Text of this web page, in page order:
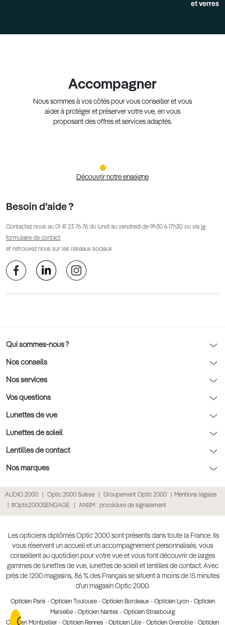
et verres
Accompagner
Nous sommes à vos côtés pour vous conseiller et vous
aider à protéger et préserver votre vue, en vous
proposant des offres et services adaptés.
Découvrir notre enseigne
Besoin d’aide ?
Contactez nous au 01 41 23 76 76 du lundi au vendredi de 9h30 à 17h30 ou via le
formulaire de contact
et retrouvez nous sur les réseaux sociaux
Qui sommes-nous ?
Notre charte déontologique
AFNOR Certification
Rendez-vous prévision
Nos conseils
Nos conseils lunettes
Nos conseils lentilles
Nos conseils enfants
Nos conseils santé visuelle
Tout savoir sur nos verres
Nos services
Optic 2000 à domicile
Le contrôle de la vue chez votre opticien
L'entretien de votre équipement
La prise de rendez-vous en ligne
Point expert basse vision
Click & collect : Livraison gratuite en magasin
Vos questions
Politique cookies
Conditions générales de vente
Politique de confidentialité des données
Retours et remboursements
Lunettes de vue
Lunettes de vue
Lunettes de vue homme
Lunettes de vue femme
Lunettes de vue Gucci
Lunettes de vue Chloé
Lunettes de vue Burberry
Lunettes de vue à partir de 30€
Lunettes de soleil
Lunettes de soleil
Lunettes de soleil homme
Lunettes de soleil enfant
Lunettes de soleil pas chères
Lunettes de soleil Ray-Ban
Lunettes de soleil Prada
Lunettes de soleil Gucci
Lentilles de contact
Lentilles de contact
Lentilles de couleur
Lentille de nuit
Lentilles mensuelles ou bimensuelles
Nos marques
Lunettes Prada
Lunettes Guess
Lunettes Chloé
Lunettes Versace
AUDIO 2000 Optic 2000 Suisse Groupement Optic 2000
Mentions légales
#Optic2000SENGAGE
ANSM : procédure de signalement
Les opticiens diplômés Optic 2000 sont présents dans toute la France. Ils
vous réservent un accueil et un accompagnement personnalisés, vous
conseillent au quotidien pour votre vue et vous font découvrir de larges
gammes de lunettes de vue, lunettes de soleil et lentilles de contact. Avec
près de 1200 magasins, 86 % des Français se situent à moins de 15 minutes
d’un magasin Optic 2000.
Opticien Paris - Opticien Toulouse- Opticien Bordeaux- Opticien Lyon- Opticien
Marseille - Opticien Nantes - Opticien Strasbourg
Opticien Montpellier - Opticien Rennes - Opticien Lille - Opticien Grenoble - Opticien